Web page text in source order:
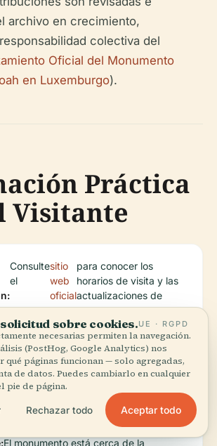
archivo en crecimiento,
colectiva del
Oficial del Monumento
en Luxemburgo).
Práctica
Visitante
Consulte
el
sitio
web
oficial
para conocer los
horarios de visita y las
actualizaciones de
eventos.
Todas las instalaciones y recursos
digitales son accesibles, con
opciones multilingües y apoyo para
visitantes con discapacidades.
El monumento está cerca de la
sobre cookies.UE · RGPD
necesarias permiten la navegación.
(PostHog, Google Analytics) nos
qué páginas funcionan — solo agregadas,
de datos. Puedes cambiarlo en cualquier
pie de página.
Rechazar todo Aceptar todo